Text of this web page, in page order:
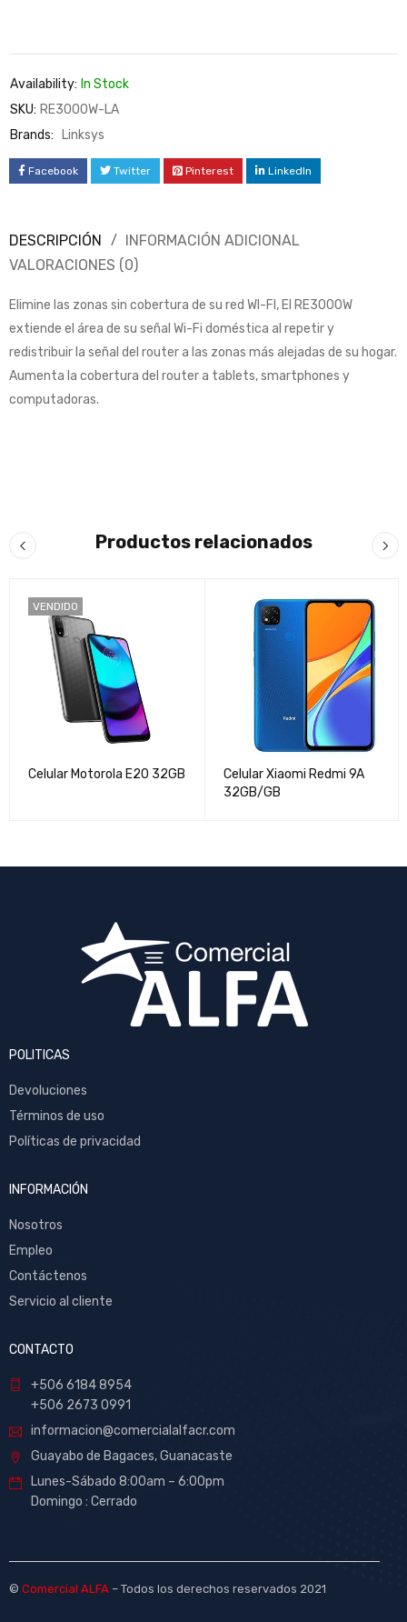
Availability: In Stock
SKU: RE3000W-LA
Brands:
Linksys
Facebook Twitter Pinterest LinkedIn
DESCRIPCIÓN
INFORMACIÓN ADICIONAL
VALORACIONES (0)
Elimine las zonas sin cobertura de su red WI-FI, El RE3000W
extiende el área de su señal Wi-Fi doméstica al repetir y
redistribuir la señal del router a las zonas más alejadas de su hogar.
Aumenta la cobertura del router a tablets, smartphones y
computadoras.
Productos relacionados
VENDIDO
Celular Motorola E20 32GB
Celular Xiaomi Redmi 9A
32GB/GB
POLITICAS
Devoluciones
Términos de uso
Políticas de privacidad
INFORMACIÓN
Nosotros
Empleo
Contáctenos
Servicio al cliente
CONTACTO
+506 6184 8954
+506 2673 0991
informacion@comercialalfacr.com
Guayabo de Bagaces, Guanacaste
Lunes-Sábado 8:00am – 6:00pm
Domingo : Cerrado
© Comercial ALFA – Todos los derechos reservados 2021